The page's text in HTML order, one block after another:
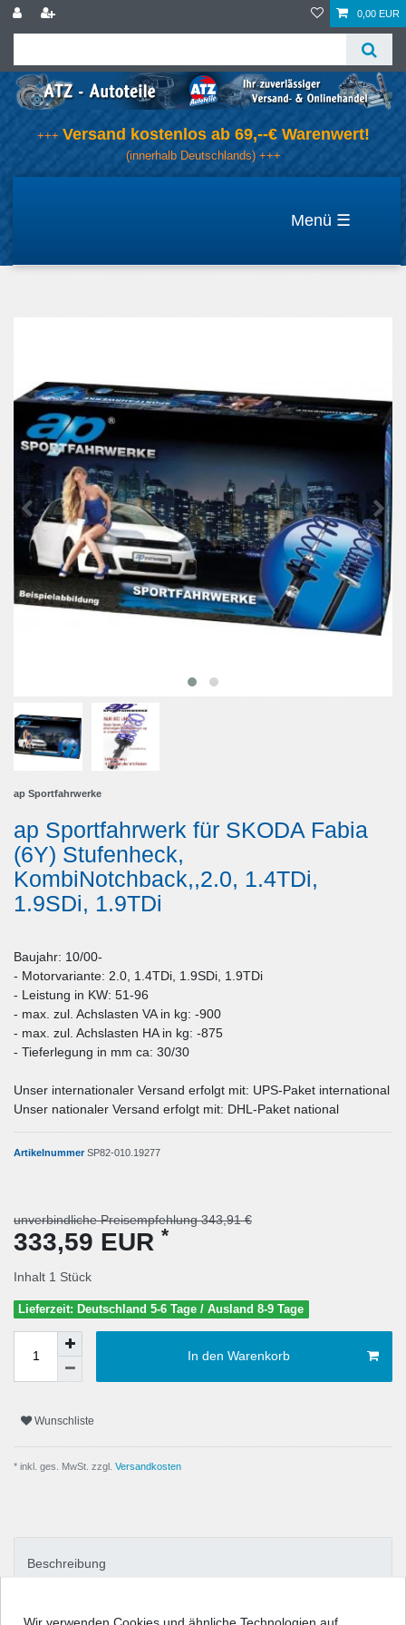
0,00 EUR
+++ Versand kostenlos ab 69,--€ Warenwert!
(innerhalb Deutschlands) +++
☰
ap Sportfahrwerke
ap Sportfahrwerk für SKODA Fabia
(6Y) Stufenheck,
KombiNotchback,,2.0, 1.4TDi,
1.9SDi, 1.9TDi
Baujahr: 10/00-
- Motorvariante: 2.0, 1.4TDi, 1.9SDi, 1.9TDi
- Leistung in KW: 51-96
- max. zul. Achslasten VA in kg: -900
- max. zul. Achslasten HA in kg: -875
- Tieferlegung in mm ca: 30/30
Unser internationaler Versand erfolgt mit: UPS-Paket international
Unser nationaler Versand erfolgt mit: DHL-Paket national
ArtikelnummerSP82-010.19277
unverbindliche Preisempfehlung 343,91 €
333,59 EUR *
Inhalt 1 Stück
Lieferzeit: Deutschland 5-6 Tage / Ausland 8-9 Tage
In den Warenkorb
Wunschliste
* inkl. ges. MwSt. zzgl. Versandkosten
Beschreibung
Technische Daten
Wir verwenden Cookies und ähnliche Technologien auf